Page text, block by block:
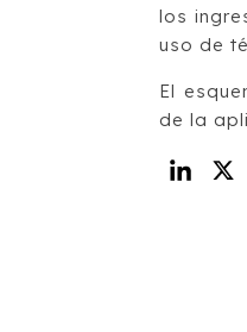
los
uso de
El
de la